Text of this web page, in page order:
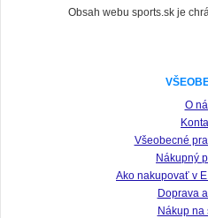
Obsah webu sports.sk je
O
Všeobecné
Nákupný
Ako nakupovať v
Doprava
Nákup na